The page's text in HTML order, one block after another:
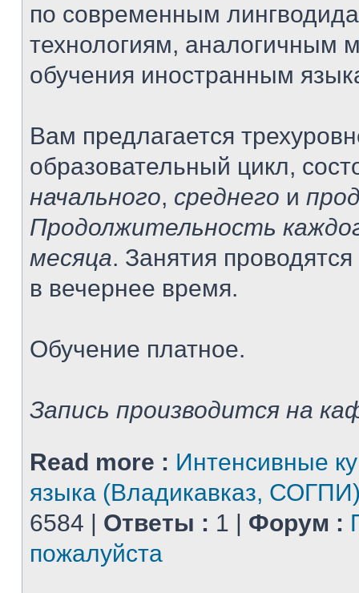
по современным
технологиям, аналогичным
обучения иностранным
Вам предлагается
образовательный цикл,
начального, среднего и
Продолжительность
месяца. Занятия
в вечернее время.
Обучение платное.
Запись производится на
Read more : Интенсивные
языка (Владикавказ,
6584 | Ответы : 1 | Форум :
пожалуйста